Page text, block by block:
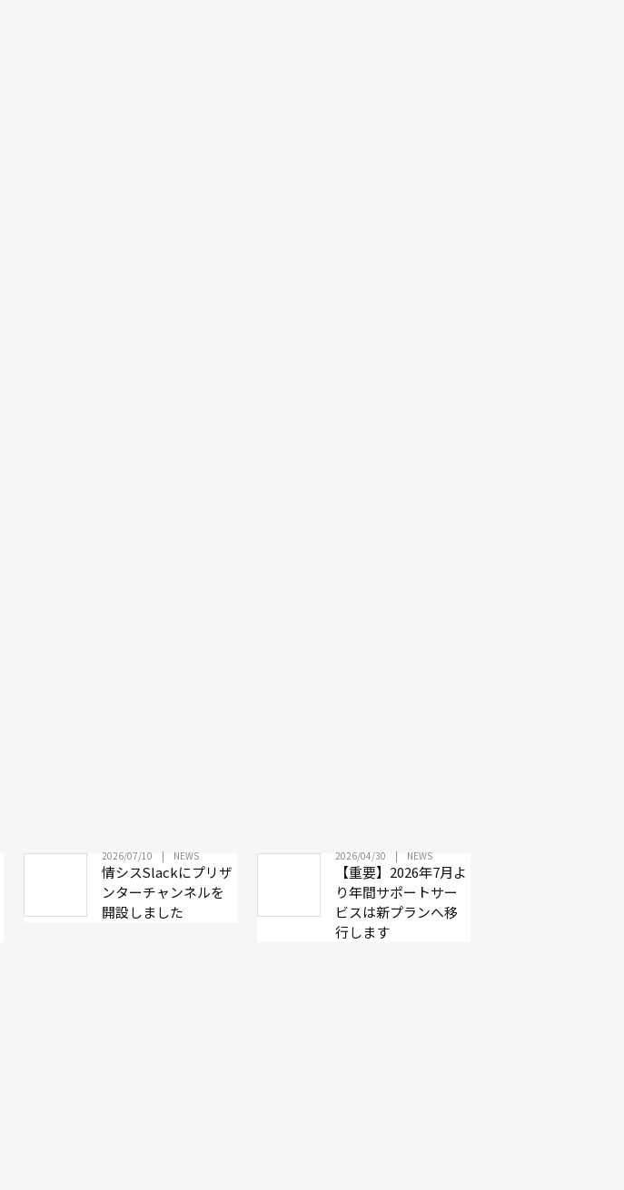
2026/07/10 NEWS
情シスSlackにプリザ
ンターチャンネルを
開設しました
2026/04/30 NEWS
【重要】2026年7月よ
り年間サポートサー
ビスは新プランへ移
行します